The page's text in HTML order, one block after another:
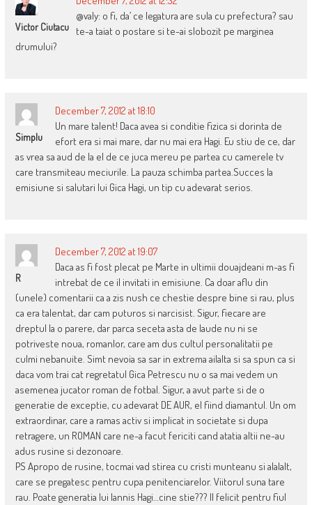
Victor Ciutacu
@valy: o fi, da’ ce legatura are sula cu prefectura? sau
te-a taiat o postare si te-ai slobozit pe marginea
drumului?
Simplu
December 7, 2012 at 18:10
Un mare talent! Daca avea si conditie fizica si dorinta de
efort era si mai mare, dar nu mai era Hagi. Eu stiu de ce, dar
as vrea sa aud de la el de ce juca mereu pe partea cu camerele tv
care transmiteau meciurile. La pauza schimba partea.Succes la
emisiune si salutari lui Gica Hagi, un tip cu adevarat serios.
R
December 7, 2012 at 19:07
Daca as fi fost plecat pe Marte in ultimii douajdeani m-as fi
intrebat de ce il invitati in emisiune. Ca doar aflu din
(unele) comentarii ca a zis nush ce chestie despre bine si rau, plus
ca era talentat, dar cam puturos si narcisist. Sigur, fiecare are
dreptul la o parere, dar parca seceta asta de laude nu ni se
potriveste noua, romanlor, care am dus cultul personalitatii pe
culmi nebanuite. Simt nevoia sa sar in extrema ailalta si sa spun ca si
daca vom trai cat regretatul Gica Petrescu nu o sa mai vedem un
asemenea jucator roman de fotbal. Sigur, a avut parte si de o
generatie de exceptie, cu adevarat DE AUR, el fiind diamantul. Un om
extraordinar, care a ramas activ si implicat in societate si dupa
retragere, un ROMAN care ne-a facut fericiti cand atatia altii ne-au
adus rusine si dezonoare.
PS Apropo de rusine, tocmai vad stirea cu cristi munteanu si alalalt,
care se pregatesc pentru cupa penitenciarelor. Viitorul suna tare
rau. Poate generatia lui Iannis Hagi…cine stie??? Il felicit pentru fiul